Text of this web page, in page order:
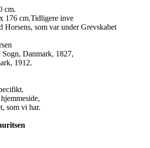
cm.
176 cm.Tidligere inve
Horsens, som var under Grevskabet
Danmark, 1827,
1912.
som vi har.